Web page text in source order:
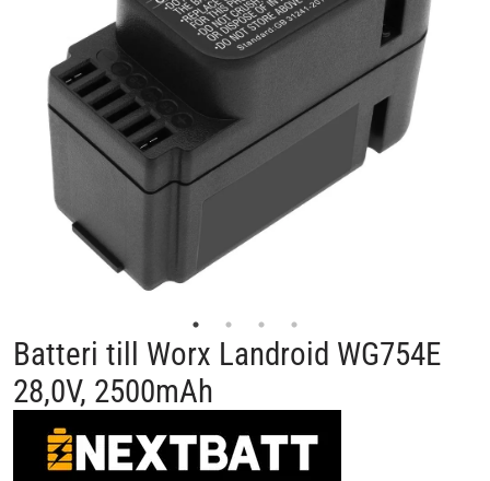
Batteri till Worx Landroid WG754E
28,0V, 2500mAh